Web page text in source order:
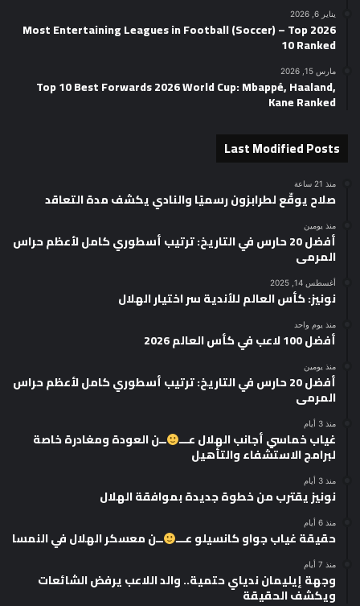
يناير 6, 2026
2026 Most Entertaining Leagues in Football (Soccer) – Top
10 Ranked
مارس 15, 2026
Top 10 Best Forwards 2026 World Cup: Mbappé, Haaland,
Kane Ranked
Last Modified Posts
منذ 21 ساعة
صلاح يوقّع لطرابزون رسميًا والنادي يكشف مدة التعاقد
منذ يومين
أفضل 20 حارس في التاريخ: ترتيب أسطوري كامل لأعظم حراس
المرمى
أغسطس 14, 2025
نونيز: كأس العالم للأندية سر اختيار الهلال
منذ يوم واحد
أفضل 100 لاعب في كأس العالم 2026
منذ يومين
أفضل 20 حارس في التاريخ: ترتيب أسطوري كامل لأعظم حراس
المرمى
منذ 3 أيام
غياب خماسي أجانب الهلال عـــ ــن العودة ومغادرة خاصة
لبرامج الاستشفاء والتأهيل
منذ 3 أيام
نونيز يقترب من خطوة جديدة بموافقة الهلال
منذ 6 أيام
حقيقة غياب جواو كانسيلو عـــ ــن معسكر الهلال في النمسا
منذ 7 أيام
وجهة إيليمان ندياي حتمية.. والد اللاعب يرفض الشائعات
ويكشف الحقيقة